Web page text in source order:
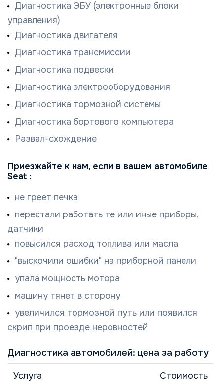
Диагностика ЭБУ (электронные блоки
управления)
Диагностика двигателя
Диагностика трансмиссии
Диагностика подвески
Диагностика электрооборудования
Диагностика тормозной системы
Диагностика бортового компьютера
Развал-схождение
Приезжайте к нам, если в вашем автомобиле
Seat :
не греет печка
перестали работать те или иные приборы,
датчики
повысился расход топлива или масла
"выскочили ошибки" на приборной панели
упала мощность мотора
машину тянет в сторону
увеличился тормозной путь или появился
скрип при проезде неровностей
Диагностика автомобилей: цена за работу
Услуга Стоимость